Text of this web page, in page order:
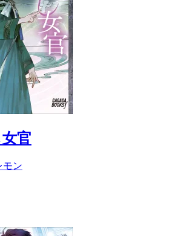
官
モン